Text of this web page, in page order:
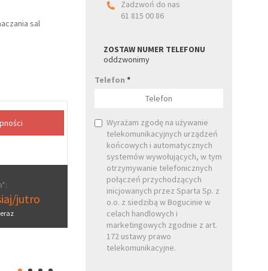
sal
jutro
Zadzwoń do nas
61 815 00 86
ZOSTAW NUMER TELEFONU
oddzwonimy
Telefon*
Wyrażam zgodę na używanie
telekomunikacyjnych urządzeń
końcowych i automatycznych
systemów wywołujących, w tym
otrzymywanie telefonicznych
połączeń przychodzących
inicjowanych przez Sparta Sp. z
o.o. z siedzibą w Bogucinie w
celach handlowych i
marketingowych zgodnie z art.
172 ustawy prawo
telekomunikacyjne.